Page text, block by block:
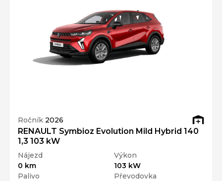
Ročník 2026
RENAULT Symbioz Evolution Mild Hybrid 140
1,3 103 kW
Nájezd
0 km
Výkon
103 kW
Palivo
Převodovka